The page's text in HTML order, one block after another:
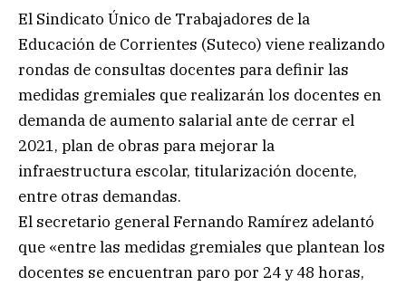
El Sindicato Único de Trabajadores de la
Educación de Corrientes (Suteco) viene realizando
rondas de consultas docentes para definir las
medidas gremiales que realizarán los docentes en
demanda de aumento salarial ante de cerrar el
2021, plan de obras para mejorar la
infraestructura escolar, titularización docente,
entre otras demandas.
El secretario general Fernando Ramírez adelantó
que «entre las medidas gremiales que plantean los
docentes se encuentran paro por 24 y 48 horas,